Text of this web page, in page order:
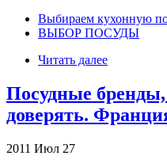
Выбираем кухонную
ВЫБОР ПОСУДЫ
Читать далее
Посудные
доверять.
2011 Июл 27